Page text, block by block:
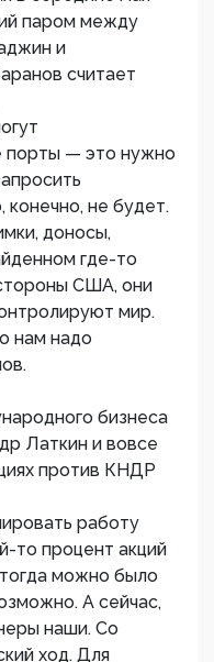
паром между
и
считает
порты — это нужно
конечно, не будет.
доносы,
где-то
США, они
мир.
нам надо
бизнеса
Латкин и вовсе
против КНДР
работу
то процент акций
можно было
А сейчас,
наши. Со
ход. Для